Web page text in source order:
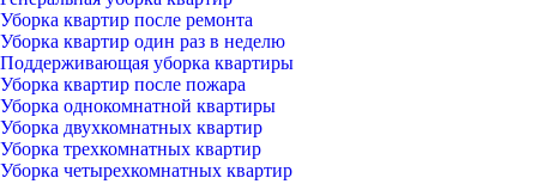
Уборка квартир после ремонта
Уборка квартир один раз в неделю
Поддерживающая уборка квартиры
Уборка квартир после пожара
Уборка однокомнатной квартиры
Уборка двухкомнатных квартир
Уборка трехкомнатных квартир
Уборка четырехкомнатных квартир